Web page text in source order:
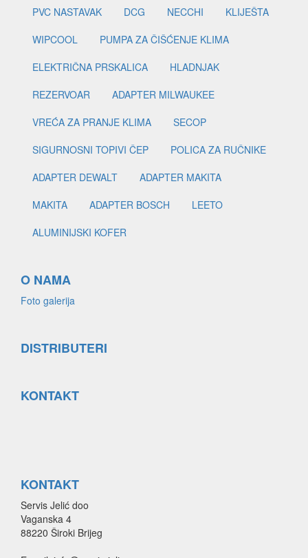
PVC NASTAVAK
DCG NECCHI
KLIJEŠTA
WIPCOOL
PUMPA ZA ČIŠĆENJE KLIMA
ELEKTRIČNA PRSKALICA
HLADNJAK
REZERVOAR
ADAPTER MILWAUKEE
VREĆA ZA PRANJE KLIMA
SECOP
SIGURNOSNI TOPIVI ČEP
POLICA ZA RUČNIKE
ADAPTER DEWALT
ADAPTER MAKITA
MAKITA
ADAPTER BOSCH
LEETO
ALUMINIJSKI KOFER
O NAMA
Foto galerija
DISTRIBUTERI
KONTAKT
KONTAKT
Servis Jelić doo
Vaganska 4
88220 Široki Brijeg